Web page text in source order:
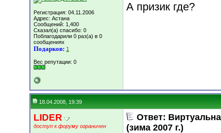
Регистрация: 04.11.2006
Адрес: Астана
Сообщений: 1,400
Сказал(а) спасибо: 0
Поблагодарили 0 раз(а) в 0
сообщениях
Подарков: 1
Вес репутации: 0
А призик где?
18.04.2008, 19:39
LIDER
доступ к форуму ограничен
Ответ:
(зима 2007 г.)